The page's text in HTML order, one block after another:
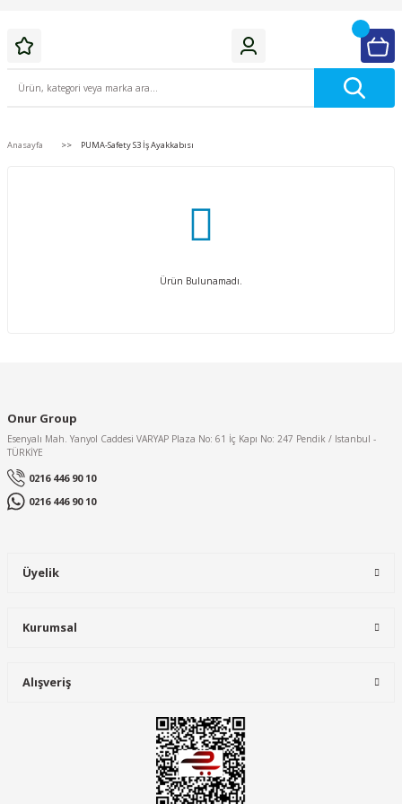
Anasayfa PUMA-Safety S3 İş Ayakkabısı
Ürün Bulunamadı.
Onur Group
Esenyalı Mah. Yanyol Caddesi VARYAP Plaza No: 61 İç Kapı No: 247 Pendik / Istanbul -
TÜRKİYE
0216 446 90 10
0216 446 90 10
Üyelik
Kurumsal
Alışveriş